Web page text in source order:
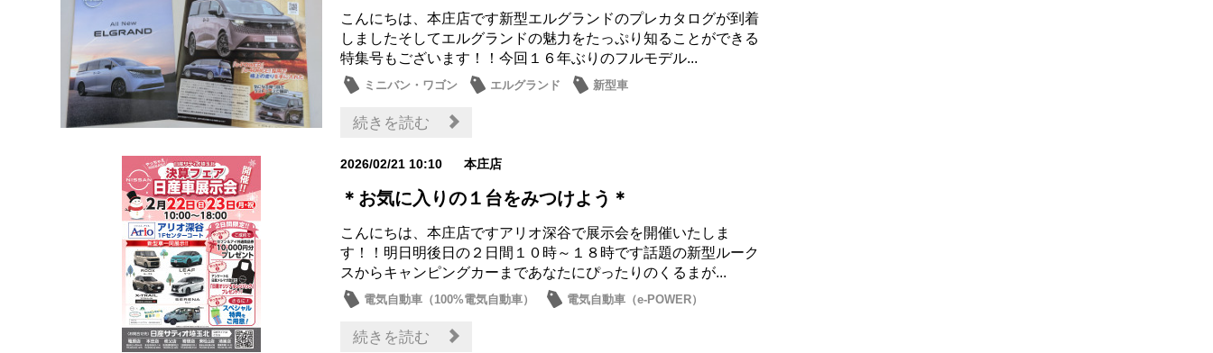
こんにちは、本庄店です新型エルグランドのプレカタログが到着
しましたそしてエルグランドの魅力をたっぷり知ることができる
特集号もございます！！今回１６年ぶりのフルモデル...
ミニバン・ワゴン エルグランド 新型車
続きを読む
2026/02/21 10:10 本庄店
＊お気に入りの１台をみつけよう＊
こんにちは、本庄店ですアリオ深谷で展示会を開催いたしま
す！！明日明後日の２日間１０時～１８時です話題の新型ルーク
スからキャンピングカーまであなたにぴったりのくるまが...
電気自動車（100%電気自動車）
電気自動車（e-POWER）
ミニバン・ワゴン
続きを読む